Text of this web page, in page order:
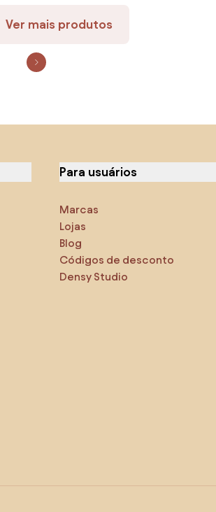
Ver mais produtos
Para usuários
Marcas
Lojas
Blog
Códigos de desconto
Densy Studio